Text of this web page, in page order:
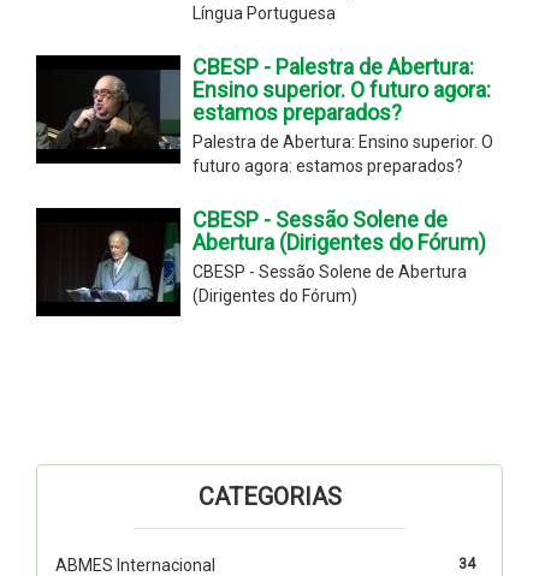
Língua Portuguesa
CBESP - Palestra de Abertura:
Ensino superior. O futuro agora:
estamos preparados?
Palestra de Abertura: Ensino superior. O
futuro agora: estamos preparados?
CBESP - Sessão Solene de
Abertura (Dirigentes do Fórum)
CBESP - Sessão Solene de Abertura
(Dirigentes do Fórum)
CATEGORIAS
34
ABMES Internacional